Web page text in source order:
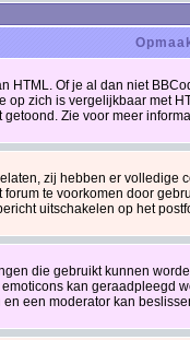
HTML. Of je al dan niet
op zich is vergelijkbaar met
Zie voor meer
zij hebben er
te voorkomen door
uitschakelen op het
die gebruikt kunnen
kan geraadpleegd
een moderator kan